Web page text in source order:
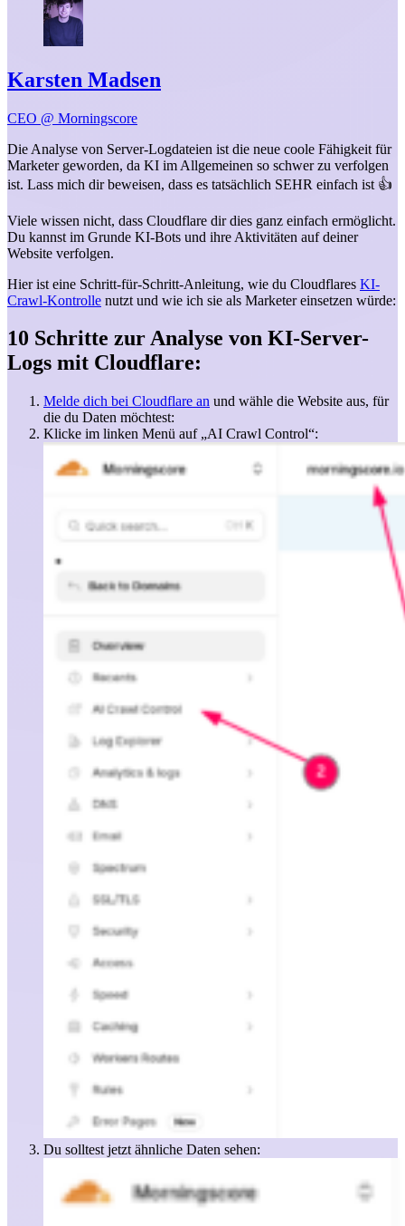
Karsten Madsen
CEO @ Morningscore
Die Analyse von Server-Logdateien ist die neue coole Fähigkeit für
Marketer geworden, da KI im Allgemeinen so schwer zu verfolgen
ist. Lass mich dir beweisen, dass es tatsächlich SEHR einfach ist 👍️
Viele wissen nicht, dass Cloudflare dir dies ganz einfach ermöglicht.
Du kannst im Grunde KI-Bots und ihre Aktivitäten auf deiner
Website verfolgen.
Hier ist eine Schritt-für-Schritt-Anleitung, wie du Cloudflares KI-
Crawl-Kontrolle nutzt und wie ich sie als Marketer einsetzen würde:
10 Schritte zur Analyse von KI-Server-
Logs mit Cloudflare:
Melde dich bei Cloudflare an und wähle die Website aus, für
die du Daten möchtest:
Klicke im linken Menü auf „AI Crawl Control“:
Du solltest jetzt ähnliche Daten sehen: